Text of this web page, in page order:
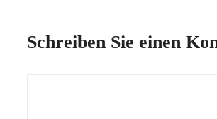
Schreiben Sie einen